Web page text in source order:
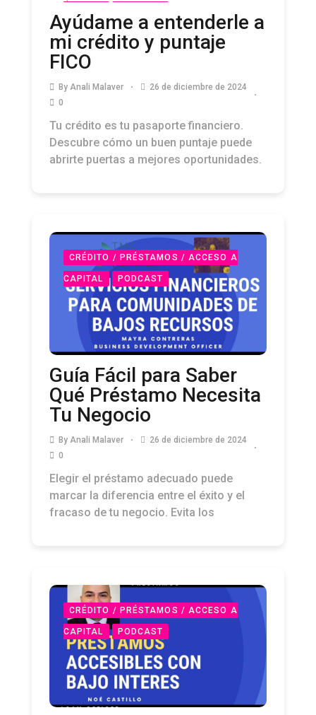
Ayúdame a entenderle a
mi crédito y puntaje
FICO
By Anali Malaver
26 de diciembre de 2024
0
Tu crédito es tu pasaporte financiero.
Descubre cómo un buen puntaje puede
abrirte puertas a mejores oportunidades.
CRÉDITO / PRÉSTAMOS / ACCESO A
CAPITAL PODCAST
Guía Fácil para Saber
Qué Préstamo Necesita
Tu Negocio
By Anali Malaver
26 de diciembre de 2024
0
Elegir el préstamo adecuado puede
marcar la diferencia entre el éxito y el
fracaso de tu negocio. Evita los
CRÉDITO / PRÉSTAMOS / ACCESO A
CAPITAL PODCAST